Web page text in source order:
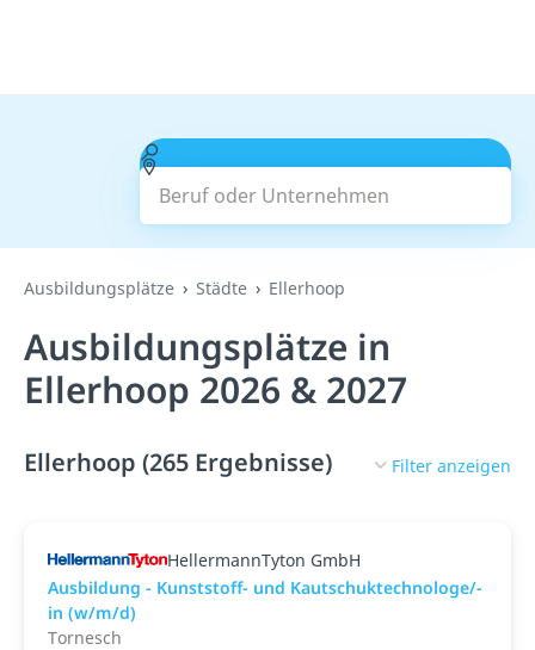
Beruf oder Unternehmen
Suchen
Ausbildungsplätze Städte Ellerhoop
Ausbildungsplätze in
Ellerhoop 2026 & 2027
Ellerhoop (265 Ergebnisse) Filter anzeigen
HellermannTyton GmbH
Ausbildung - Kunststoff- und Kautschuktechnologe/-
in (w/m/d)
Tornesch